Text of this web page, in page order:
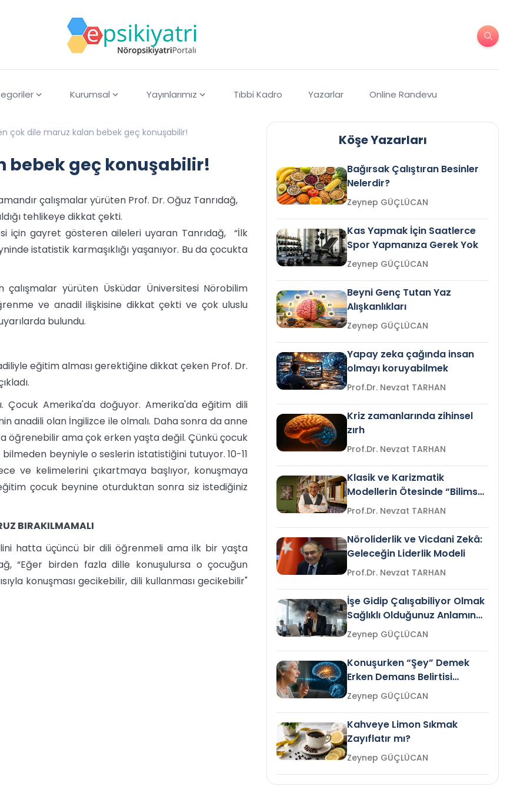
Kurumsal Yayınlarımız Tıbbi Kadro Yazarlar Online Randevu
çok dile maruz kalan bebek geç konuşabilir!
bebek geç konuşabilir!
çalışmalar yürüten Prof. Dr. Oğuz Tanrıdağ,
tehlikeye dikkat çekti.
için gayret gösteren aileleri uyaran Tanrıdağ, “İlk
istatistik karmaşıklığı yaşanıyor. Bu da çocukta
yürüten Üsküdar Üniversitesi Nörobilim
ve anadil ilişkisine dikkat çekti ve çok uluslu
bulundu.
eğitim alması gerektiğine dikkat çeken Prof. Dr.
Çocuk Amerika'da doğuyor. Amerika'da eğitim dili
anadili olan İngilizce ile olmalı. Daha sonra da anne
öğrenebilir ama çok erken yaşta değil. Çünkü çocuk
beyniyle o seslerin istatistiğini tutuyor. 10-11
ve kelimelerini çıkartmaya başlıyor, konuşmaya
çocuk beynine oturduktan sonra siz istediğiniz
BIRAKILMAMALI
hatta üçüncü bir dili öğrenmeli ama ilk bir yaşta
“Eğer birden fazla dille konuşulursa o çocuğun
konuşması gecikebilir, dili kullanması gecikebilir"
Köşe Yazarları
Bağırsak Çalıştıran Besinler
Nelerdir?
Zeynep GÜÇLÜCAN
Kas Yapmak İçin Saatlerce
Spor Yapmanıza Gerek Yok
Zeynep GÜÇLÜCAN
Beyni Genç Tutan Yaz
Alışkanlıkları
Zeynep GÜÇLÜCAN
Yapay zeka çağında insan
olmayı koruyabilmek
Prof.Dr. Nevzat TARHAN
Kriz zamanlarında zihinsel
zırh
Prof.Dr. Nevzat TARHAN
Klasik ve Karizmatik
Modellerin Ötesinde “Bilimsel
Liderlik”
Prof.Dr. Nevzat TARHAN
Nöroliderlik ve Vicdani Zekâ:
Geleceğin Liderlik Modeli
Prof.Dr. Nevzat TARHAN
İşe Gidip Çalışabiliyor Olmak
Sağlıklı Olduğunuz Anlamına
Gelir mi?Zeynep GÜÇLÜCAN
Konuşurken “Şey” Demek
Erken Demans Belirtisi
Olabilir mi?Zeynep GÜÇLÜCAN
Kahveye Limon Sıkmak
Zayıflatır mı?
Zeynep GÜÇLÜCAN